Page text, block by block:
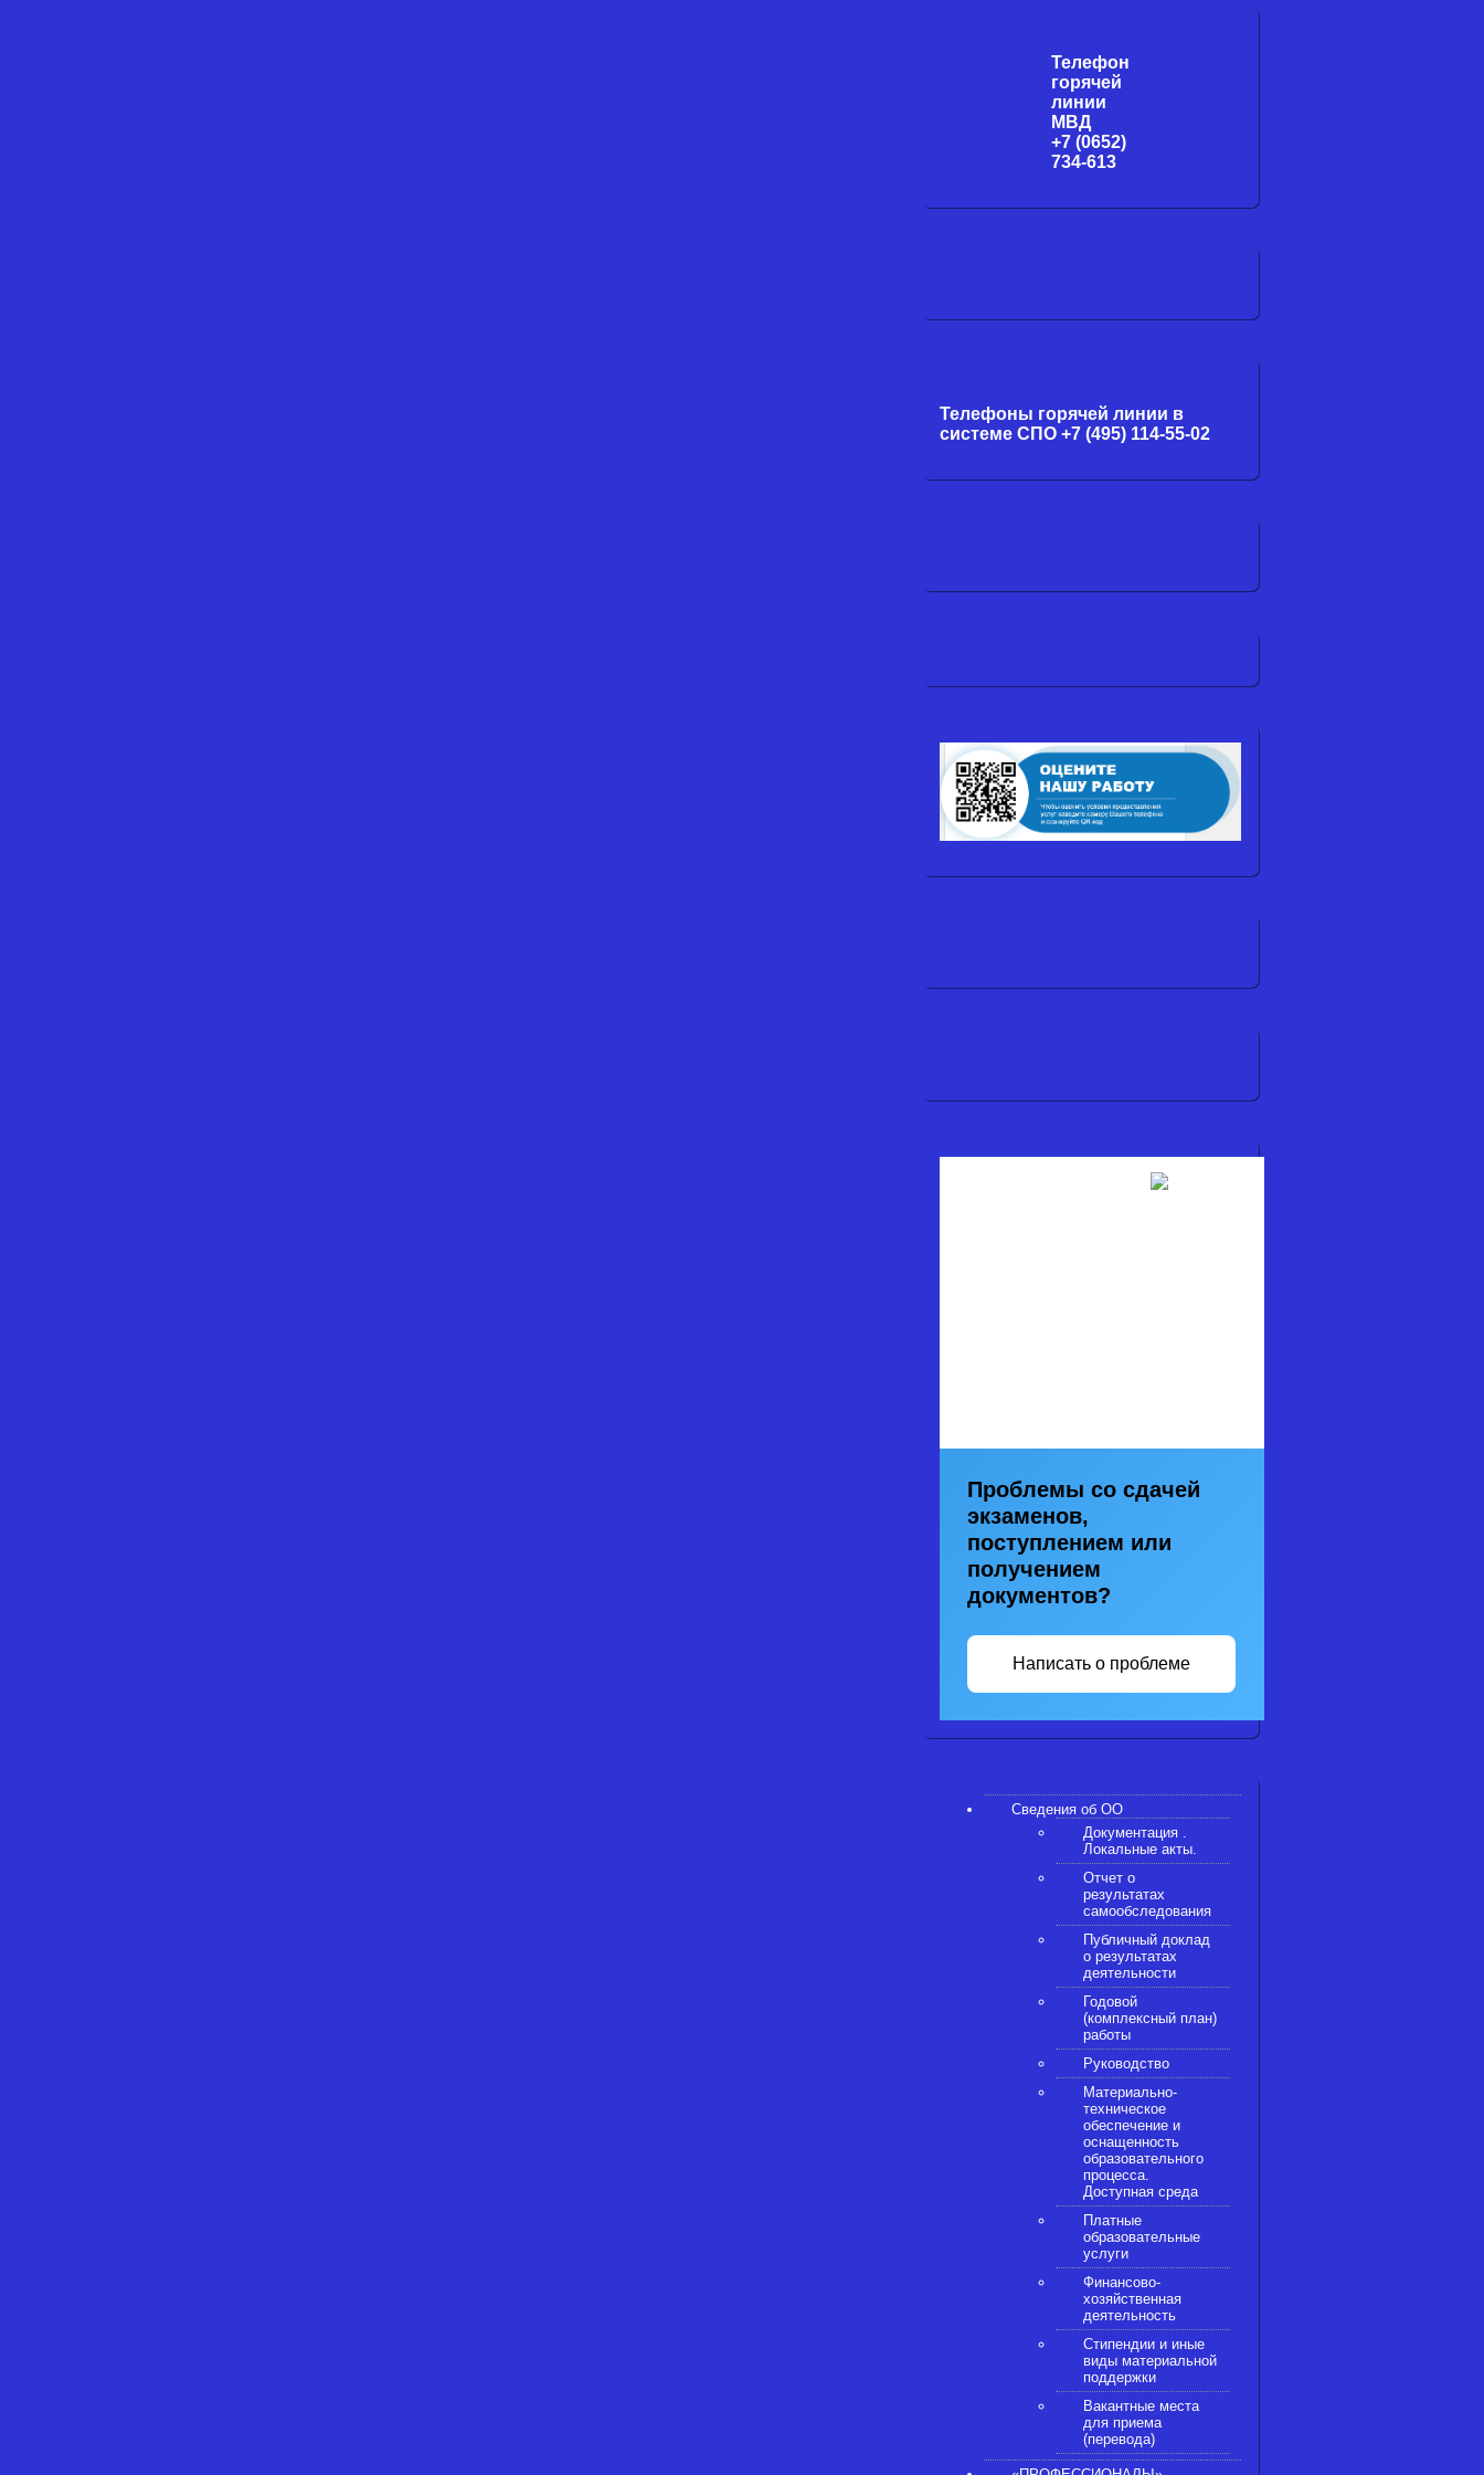
Телефон
горячей
линии
МВД
+7 (0652)
734-613
Телефоны горячей линии в
системе СПО +7 (495) 114-55-02
Проблемы со сдачей
экзаменов,
поступлением или
получением
документов?
Написать о проблеме
Сведения об ОО
Документация .
Локальные акты.
Отчет о
результатах
самообследования
Публичный доклад
о результатах
деятельности
Годовой
(комплексный план)
работы
Руководство
Материально-
техническое
обеспечение и
оснащенность
образовательного
процесса.
Доступная среда
Платные
образовательные
услуги
Финансово-
хозяйственная
деятельность
Стипендии и иные
виды материальной
поддержки
Вакантные места
для приема
(перевода)